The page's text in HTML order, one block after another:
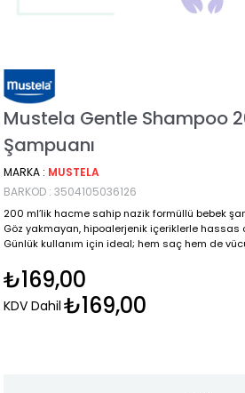
Mustela Gentle Shampoo
Şampuanı
MARKA : MUSTELA
BARKOD : 3504105036126
200 ml’lik hacme sahip nazik formüllü bebek
Göz yakmayan, hipoalerjenik içeriklerle hassas
Günlük kullanım için ideal; hem saç hem de
₺169,00
KDV Dahil ₺169,00